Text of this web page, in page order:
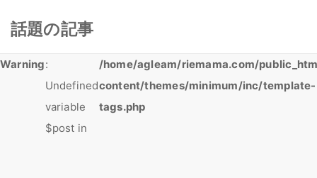
話題の記事
Warning:
Undefined
variable
$post in
/home/agleam/riemama.com/
content/themes/minimum/inc/template-
tags.php